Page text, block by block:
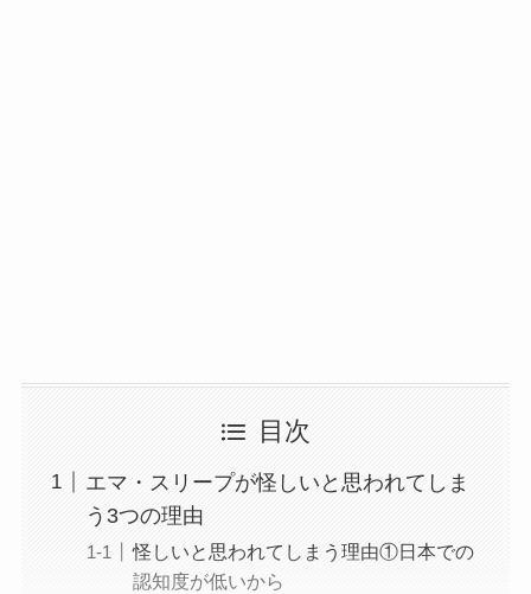
目次
エマ・スリープが怪しいと思われてしま
う3つの理由
怪しいと思われてしまう理由①日本での
認知度が低いから